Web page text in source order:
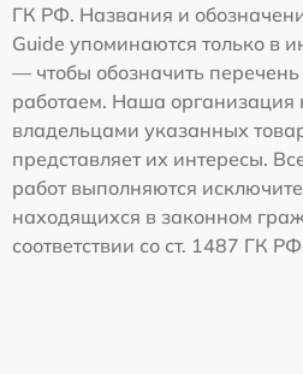
ГК РФ. Названия и
Guide упоминаются только в
— чтобы обозначить
работаем. Наша
владельцами указанных
представляет их интересы.
работ выполняются
находящихся в законном
соответствии со ст. 1487 ГК